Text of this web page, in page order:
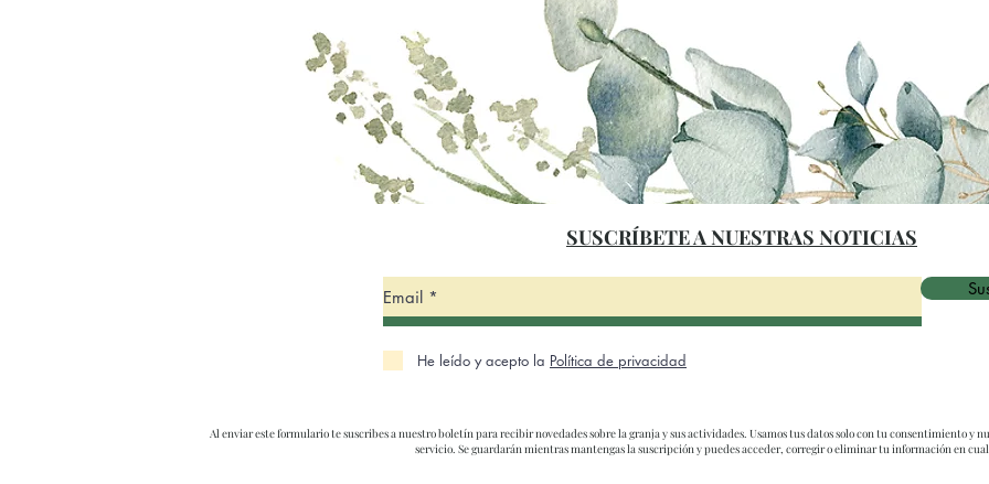
He leído y acepto la Política de privacidad
SUSCRÍBETE A NUESTRAS NOTICIAS
Al enviar este formulario te suscribes a nuestro boletín para recibir novedades sobre la granja y sus actividades. Usamos tus datos solo con tu consentimiento y
servicio. Se guardarán mientras mantengas la suscripción y puedes acceder, corregir o eliminar tu información en